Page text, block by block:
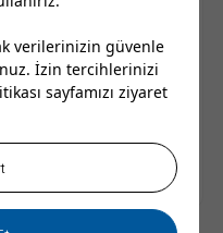
verilerinizin güvenle
İzin tercihlerinizi
sayfamızı ziyaret
adres, çalışma
iletişim
bana en yakın
nerede ve
alabilirsiniz.